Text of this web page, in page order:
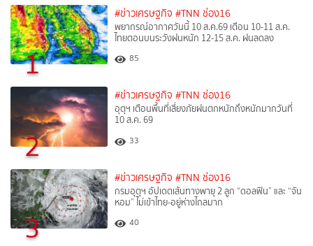
1
#ข่าวเศรษฐกิจ #TNN ช่อง16
พยากรณ์อากาศวันนี้ 10 ส.ค.69 เตือน 10-11 ส.ค.
ไทยตอนบนระวังฝนหนัก 12-15 ส.ค. ฝนลดลง
85
2
#ข่าวเศรษฐกิจ #TNN ช่อง16
อุตุฯ เตือนพื้นที่เสี่ยงภัยฝนตกหนักถึงหนักมากวันที่
10 ส.ค. 69
33
3
#ข่าวเศรษฐกิจ #TNN ช่อง16
กรมอุตุฯ อัปเดตเส้นทางพายุ 2 ลูก “ดอลฟิน” และ “จัน
หอม” ไม่เข้าไทย-อยู่ห่างไกลมาก
40